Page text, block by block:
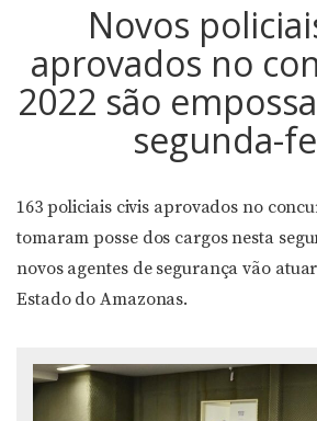
Novos
aprovados no
2022 são
segunda-
163 policiais civis aprovados no
tomaram posse dos cargos nesta
novos agentes de segurança vão
Estado do Amazonas.